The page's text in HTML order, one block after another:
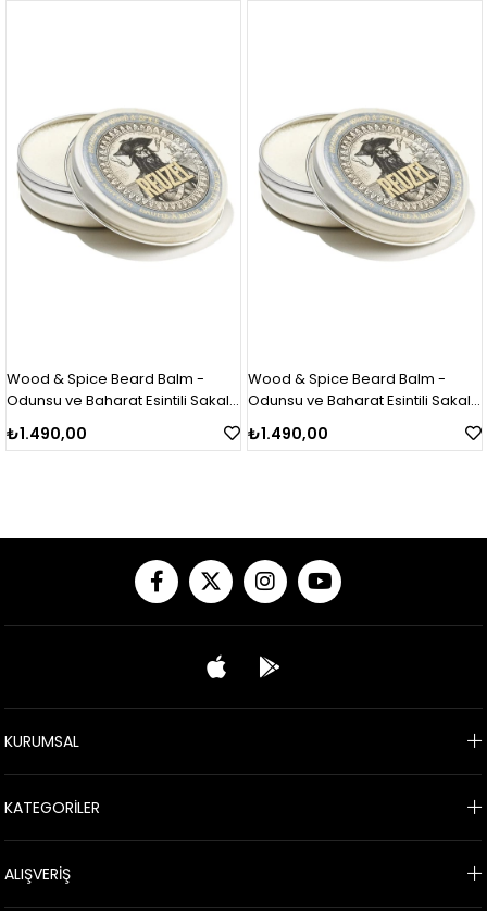
Wood & Spice Beard Balm -
Odunsu ve Baharat Esintili Sakal
₺1.490,00
Wood & Spice Beard Balm -
Odunsu ve Baharat Esintili Sakal
₺1.490,00
KURUMSAL
KATEGORİLER
ALIŞVERİŞ